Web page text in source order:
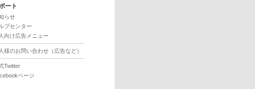
ート
らせ
プセンター
向け広告メニュー
様のお問い合わせ（広告など）
Twitter
ページ